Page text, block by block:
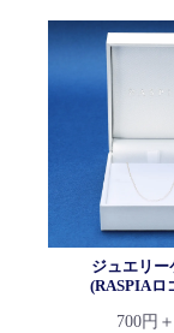
ジュエリー
(RASPIAロ
700円